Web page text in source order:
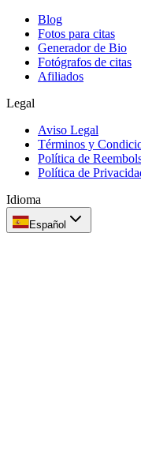
Blog
Fotos para citas
Generador de Bio
Fotógrafos de citas
Afiliados
Legal
Aviso Legal
Términos y
Política de
Política de
Idioma
Español